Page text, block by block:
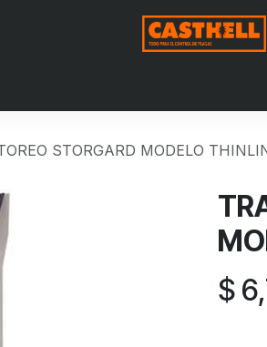
STORGARD MODELO
$